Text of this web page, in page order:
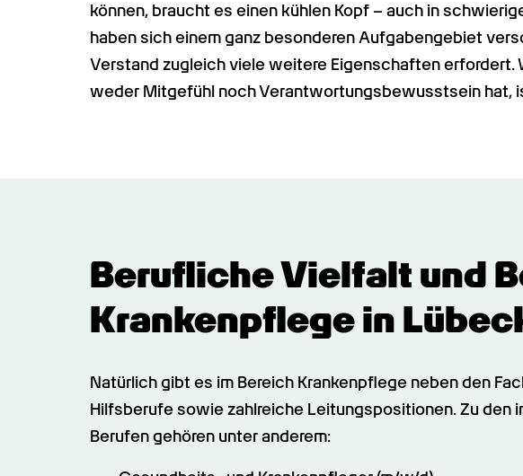
können, braucht es einen kühlen Kopf – auch in
haben sich einem ganz besonderen Aufgabengebiet
Verstand zugleich viele weitere Eigenschaften erfordert.
weder Mitgefühl noch Verantwortungsbewusstsein hat,
Berufliche Vielfalt und
Krankenpflege in
Natürlich gibt es im Bereich Krankenpflege neben den
Hilfsberufe sowie zahlreiche Leitungspositionen. Zu den
Berufen gehören unter anderem: